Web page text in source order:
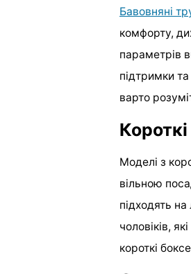
Бавовняні
комфорту,
параметрів
підтримки
варто
Моделі з
вільною
підходять
чоловіків,
короткі